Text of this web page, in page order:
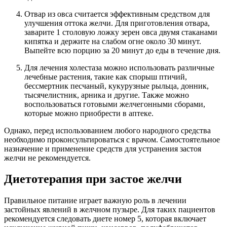
Отвар из овса считается эффективным средством для
улучшения оттока желчи. Для приготовления отвара,
заварите 1 столовую ложку зерен овса двумя стаканами
кипятка и держите на слабом огне около 30 минут.
Выпейте всю порцию за 20 минут до еды в течение дня.
Для лечения холестаза можно использовать различные
лечебные растения, такие как спорыш птичий,
бессмертник песчаный, кукурузные рыльца, донник,
тысячелистник, арника и другие. Также можно
воспользоваться готовыми желчегонными сборами,
которые можно приобрести в аптеке.
Однако, перед использованием любого народного средства
необходимо проконсультироваться с врачом. Самостоятельное
назначение и применение средств для устранения застоя
желчи не рекомендуется.
Диетотерапия при застое желчи
Правильное питание играет важную роль в лечении
застойных явлений в желчном пузыре. Для таких пациентов
рекомендуется следовать диете номер 5, которая включает